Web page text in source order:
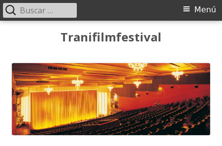
Tranifilmfestival
Menú
Menú
Buscar: